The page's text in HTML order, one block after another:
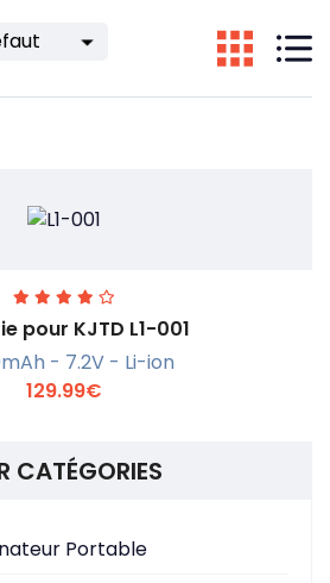
En savoir +
pour KJTD L1-001
- 7.2V - Li-ion
129.99€
CATÉGORIES
Portable